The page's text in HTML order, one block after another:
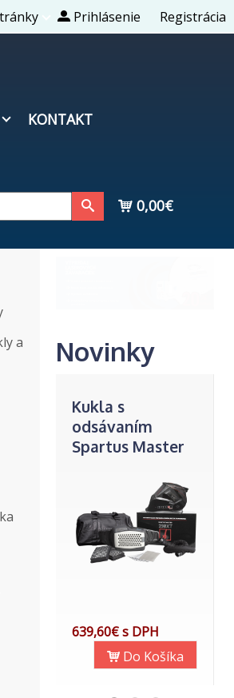
Prihlásenie Registrácia
KONTAKT
0,00€
a
Novinky
Kukla s
odsávaním
Spartus Master
639,60€ s DPH
Do Košíka